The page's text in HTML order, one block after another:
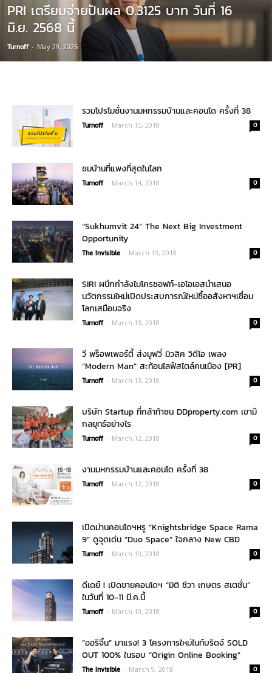
PRI เตรียมจ่ายปันผล 0.3125 บาท วันที่ 16
มิ.ย. 2568 นี้
Turnoff - May 29, 2025
รวมโปรโมชั่นงานมหกรรมบ้านและคอนโด ครั้งที่ 38
Turnoff - March 15, 2018 0
ชมบ้านที่แพงที่สุดในโลก
Turnoff - March 14, 2018 0
“Sukhumvit 24” The Next Big Investment
Opportunity
The Invisible - March 13, 2018 0
SIRI ผนึกกำลังไมโครซอฟท์-เอไอเอสนำเสนอ
นวัตกรรมใหม่เปิดประสบการณ์ใหม่ซื้ออสังหาฯเชื่อม
โลกเสมือนจริง
Turnoff - March 13, 2018 0
วี พร็อพเพอร์ตี้ ส่งมูฟวี่ มิวสิค วิดีโอ เพลง
“Modern Man” สะท้อนไลฟ์สไตล์คนเมือง [PR]
Turnoff - March 13, 2018 0
บริษัท Startup ที่กล้าท้าชน DDproperty.com เขามี
กลยุทธ์อย่างไร
Turnoff - March 12, 2018 0
งานมหกรรมบ้านและคอนโด ครั้งที่ 38
Turnoff - March 12, 2018 0
เปิดม่านคอนโดฯหรู “Knightsbridge Space Rama
9” ดูจุดเด่น “Duo Space” ใจกลาง New CBD
Turnoff - March 10, 2018 0
ดีเดย์ ! เปิดขายคอนโดฯ “มิติ ชีวา เกษตร สเตชั่น”
ในวันที่ 10-11 มี.ค.นี้
Turnoff - March 10, 2018 0
“ออริจิ้น” มาแรง! 3 โครงการใหม่ไนท์บริดจ์ SOLD
OUT 100% ในรอบ “Origin Online Booking”
The Invisible - March 9, 2018 0